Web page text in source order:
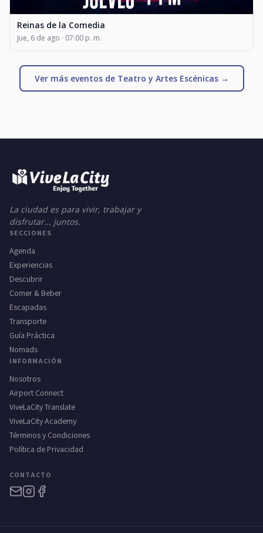
Reinas de la Comedia
Jue, 6 de ago · 07:00 p. m.
Ver más eventos de Teatro y Artes Escénicas →
La ciudad es para vivir, trabajar y
disfrutar... juntos.
SECCIONES
Agenda
Experiencias
Descubrir
Comer & Beber
Escapadas
Transporte
Guía Práctica
Nomads
INFORMACIÓN
Nosotros
Airport Connect
ViveLaCity Translate
ViveLaCity Academy
Términos y Condiciones
Política de Privacidad
CONTACTO